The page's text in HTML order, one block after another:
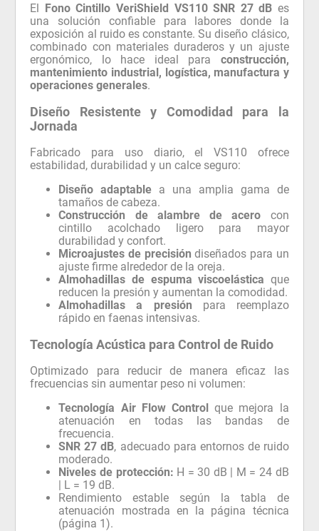
El Fono Cintillo VeriShield VS110 SNR 27 dB es
una solución confiable para labores donde la
exposición al ruido es constante. Su diseño clásico,
combinado con materiales duraderos y un ajuste
ergonómico, lo hace ideal para construcción,
mantenimiento industrial, logística, manufactura y
operaciones generales.
Diseño Resistente y Comodidad para la
Jornada
Fabricado para uso diario, el VS110 ofrece
estabilidad, durabilidad y un calce seguro:
Diseño adaptable a una amplia gama de
tamaños de cabeza.
Construcción de alambre de acero con
cintillo acolchado ligero para mayor
durabilidad y confort.
Microajustes de precisión diseñados para un
ajuste firme alrededor de la oreja.
Almohadillas de espuma viscoelástica que
reducen la presión y aumentan la comodidad.
Almohadillas a presión para reemplazo
rápido en faenas intensivas.
Tecnología Acústica para Control de Ruido
Optimizado para reducir de manera eficaz las
frecuencias sin aumentar peso ni volumen:
Tecnología Air Flow Control que mejora la
atenuación en todas las bandas de
frecuencia.
SNR 27 dB, adecuado para entornos de ruido
moderado.
Niveles de protección: H = 30 dB | M = 24 dB
| L = 19 dB.
Rendimiento estable según la tabla de
atenuación mostrada en la página técnica
(página 1).